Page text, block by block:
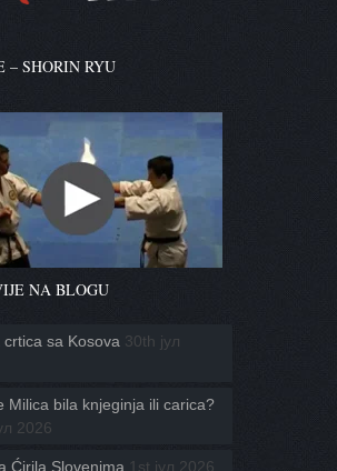
– SHORIN RYU
NA BLOGU
crtica sa Kosova 30th јул
Milica bila knjeginja ili carica?
2026
Ćirila Slovenima 1st јул 2026